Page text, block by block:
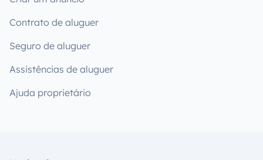
Contrato de aluguer
Seguro de aluguer
Assistências de aluguer
Ajuda proprietário